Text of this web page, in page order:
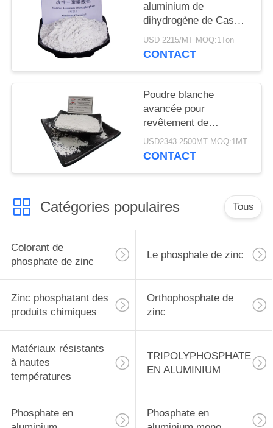
PRIVACY
POLICY
aluminium de
dihydrogène de Cas
13939-25-8 industriel
de catégorie
USD 2215/MT MOQ:1Ton
CONTACT
Poudre blanche
avancée pour
revêtement de
matériaux
Tripolyphosphate
USD2343-2500MT MOQ:1MT
CONTACT
Catégories populaires Tous
Colorant de
phosphate de zinc
Le phosphate de zinc
Zinc phosphatant des
produits chimiques
Orthophosphate de
zinc
Matériaux résistants
à hautes
températures
TRIPOLYPHOSPHATE
EN ALUMINIUM
Phosphate en
Phosphate en